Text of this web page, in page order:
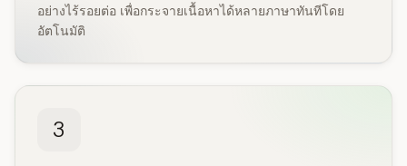
อย่างไร้รอยต่อ เพื่อกระจายเนื้อหาได้หลายภาษาทันทีโดย
อัตโนมัติ
3